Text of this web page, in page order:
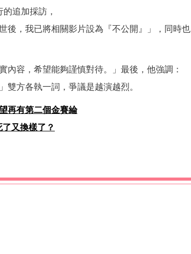
追加採訪，
後，我已將相關影片設為『不公開』」，同時也
容，希望能夠謹慎對待。」最後，他強調：
雙方各執一詞，爭議是越演越烈。
再有第二個金賽綸
又換樣了？